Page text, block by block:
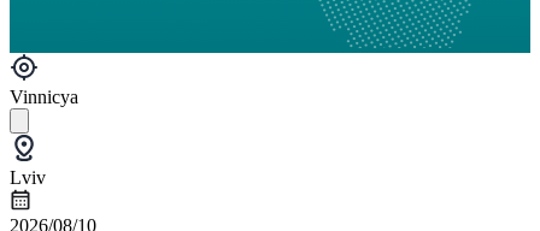
Vinnicya
Lviv
2026/08/10